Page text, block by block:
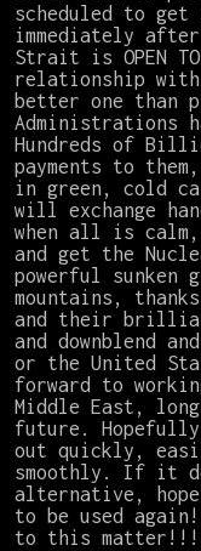
scheduled to get
immediately
Strait is OPEN
relationship
better one than
Administrations
Hundreds of
payments to
in green, cold
will exchange
when all is
and get the
powerful sunken
mountains,
and their
and downblend
or the United
forward to
Middle East,
future.
out quickly,
smoothly. If it
alternative,
to be used
to this matter!!!